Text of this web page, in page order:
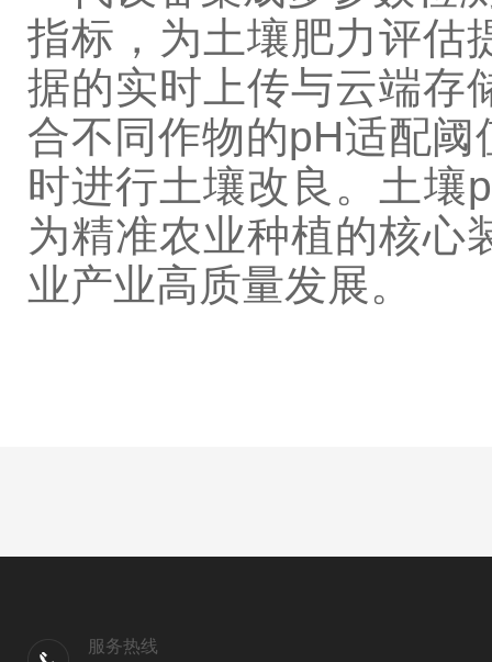
指标，为土壤肥力评估
据的实时上传与云端存
合不同作物的pH适配
时进行土壤改良。土壤
为精准农业种植的核心
业产业高质量发展。
服务热线